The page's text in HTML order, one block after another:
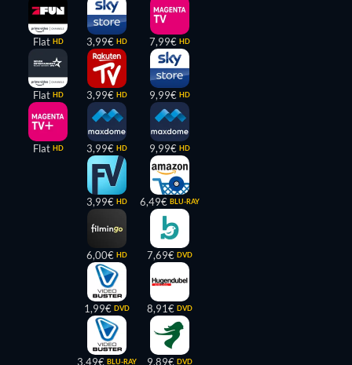
Flat HD
Flat HD
Flat HD
3,99€ HD
3,99€ HD
3,99€ HD
3,99€ HD
6,00€ HD
1,99€ DVD
3,49€ BLU-RAY
7,99€ HD
9,99€ HD
9,99€ HD
6,49€ BLU-RAY
7,69€ DVD
8,91€ DVD
9,89€ DVD